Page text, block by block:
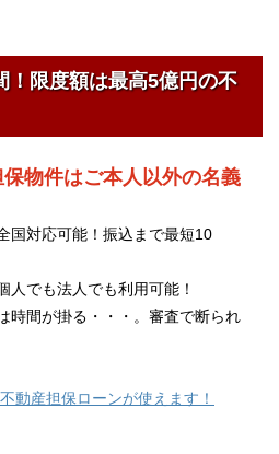
！限度額は最高5億円の不
物件はご本人以外の名義
国対応可能！振込まで最短10
人でも法人でも利用可能！
時間が掛る・・・。審査で断られ
動産担保ローンが使えます！